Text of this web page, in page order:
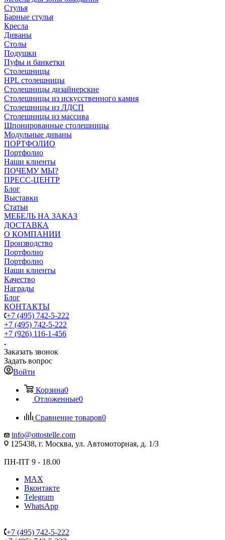
Стулья
Барные стулья
Кресла
Диваны
Столы
Подушки
Пуфы и банкетки
Столешницы
HPL столешницы
Столешницы дизайнерские
Столешницы из искусственного камня
Столешницы из ЛДСП
Столешницы из массива
Шпонированные столешницы
Модульные диваны
ПОРТФОЛИО
Портфолио
Наши клиенты
ПОЧЕМУ МЫ?
ПРЕСС-ЦЕНТР
Блог
Выставки
Статьи
МЕБЕЛЬ НА ЗАКАЗ
ДОСТАВКА
О КОМПАНИИ
Производство
Портфолио
Портфолио
Наши клиенты
Качество
Награды
Блог
КОНТАКТЫ
+7 (495) 742-5-222
+7 (495) 742-5-222
+7 (926) 116-1-456
Заказать звонок
Задать вопрос
Войти
Корзина0
Отложенные0
Сравнение товаров0
info@ottostelle.com
125438, г. Москва, ул. Автомоторная, д. 1/3
ПН-ПТ 9 - 18.00
MAX
Вконтакте
Telegram
WhatsApp
+7 (495) 742-5-222